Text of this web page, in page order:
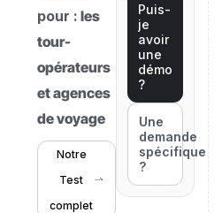
pour : les
tour-
opérateurs
et agences
de voyage
Notre
Test
complet
Puis-
je
avoir
une
démo
?
Une
demande
spécifique
?